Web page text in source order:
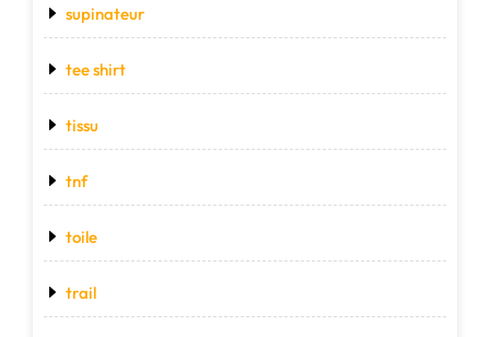
supinateur
tee shirt
tissu
tnf
toile
trail